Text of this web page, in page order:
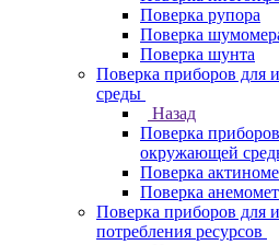
Поверка рупора
Поверка
Поверка шунта
Поверка приборов для
среды
Назад
Поверка
окружающей
Поверка
Поверка
Поверка приборов для
потребления ресурсов